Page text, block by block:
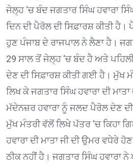
ਜੇਲ੍ਹ ‘ਚ ਬੰਦ ਜਗਤਾਰ ਸਿੰਘ ਹਵਾਰਾ
ਦਿਨ ਦੀ ਪੈਰੋਲ ਦੀ ਸਿਫ਼ਾਰਸ਼ ਕੀਤੀ
ਹੁਣ ਪੰਜਾਬ ਦੇ ਰਾਜਪਾਲ ਨੇ ਲੈਣਾ ਹੈ।
29 ਸਾਲ ਤੋਂ ਜੇਲ੍ਹ ‘ਚ ਬੰਦ ਹੈ ਅਤੇ
ਦੇਣ ਦੀ ਸਿਫ਼ਾਰਸ਼ ਕੀਤੀ ਗਈ ਹੈ। ਮੁੱਖ
ਲਿਖ ਕੇ ਜਗਤਾਰ ਸਿੰਘ ਹਵਾਰਾ ਦੀ
ਮੱਦੇਨਜ਼ਰ ਹਵਾਰਾ ਨੂੰ ਜਲਦ ਪੈਰੋਲ ਦੇਣ ਦੀ
ਮੁੱਖ ਮੰਤਰੀ ਵੱਲੋਂ ਲਿਖੇ ਪੱਤਰ ‘ਚ ਕਿਹਾ
ਹਵਾਰਾ ਦੀ ਮਾਤਾ ਜੀ ਦੀ ਉਮਰ ਵਧੇਰੇ
ਠੀਕ ਨਹੀਂ ਹੈ। ਜਗਤਾਰ ਸਿੰਘ ਹਵਾਰਾ